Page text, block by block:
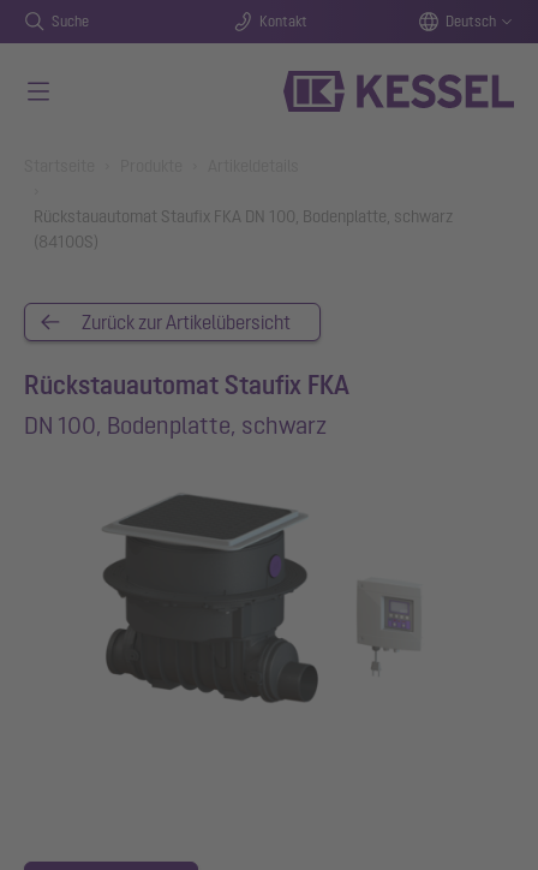
Suche Kontakt Deutsch
Rückstauautomat Staufix FKA DN 100, Bodenplatte, schwarz
(84100S)
Zurück zur Artikelübersicht
Rückstauautomat Staufix FKA
DN 100, Bodenplatte, schwarz